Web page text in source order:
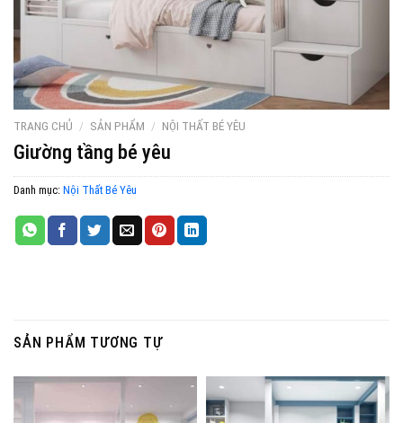
TRANG CHỦ / SẢN PHẨM / NỘI THẤT BÉ YÊU
Giường tầng bé yêu
Danh mục: Nội Thất Bé Yêu
SẢN PHẨM TƯƠNG TỰ